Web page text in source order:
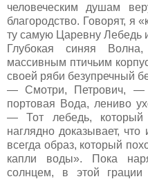
человеческим душам
благородство. Говорят, я
ту самую Царевну Лебедь
Глубокая синяя
массивным птичьим
своей ряби безупречный
— Смотри, Петрович, —
портовая Вода, лениво
— Тот лебедь, который
наглядно доказывает,
всегда образ, который
капли воды». Пока
солнцем, в этой